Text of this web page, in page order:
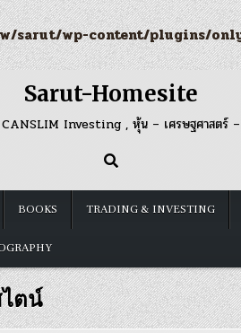
sarut/wp-content/plugins/
Sarut-Homesite
Investing , หุ้น – เศรษฐศาสตร์ –
BOOKS TRADING & INVESTING
ตน์